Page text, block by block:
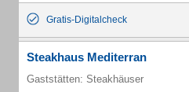
Gratis-Digitalcheck
Steakhaus Mediterran
Gaststätten: Steakhäuser